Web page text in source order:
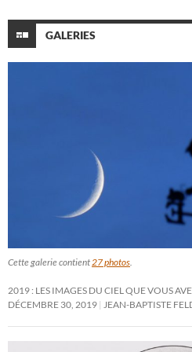
GALERIES
Cette galerie contient27 photos.
2019 : LES IMAGES DU CIEL QUE VOUS
DÉCEMBRE 30, 2019 JEAN-BAPTISTE